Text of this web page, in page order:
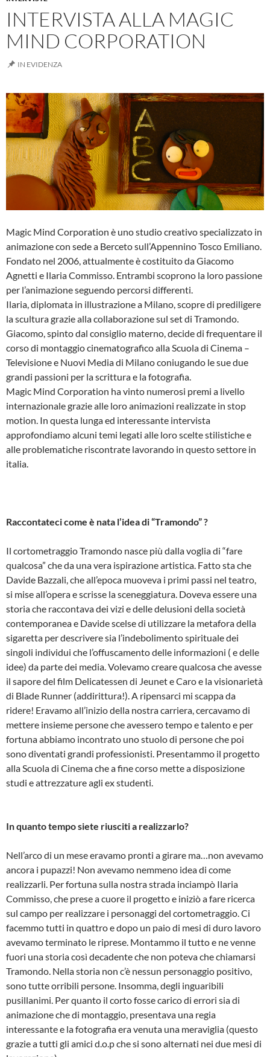
INTERVISTA ALLA MAGIC
MIND CORPORATION
IN EVIDENZA
Magic Mind Corporation è uno studio creativo specializzato in
animazione con sede a Berceto sull’Appennino Tosco Emiliano.
Fondato nel 2006, attualmente è costituito da Giacomo
Agnetti e Ilaria Commisso. Entrambi scoprono la loro passione
per l’animazione seguendo percorsi differenti.
Ilaria, diplomata in illustrazione a Milano, scopre di prediligere
la scultura grazie alla collaborazione sul set di Tramondo.
Giacomo, spinto dal consiglio materno, decide di frequentare il
corso di montaggio cinematografico alla Scuola di Cinema –
Televisione e Nuovi Media di Milano coniugando le sue due
grandi passioni per la scrittura e la fotografia.
Magic Mind Corporation ha vinto numerosi premi a livello
internazionale grazie alle loro animazioni realizzate in stop
motion. In questa lunga ed interessante intervista
approfondiamo alcuni temi legati alle loro scelte stilistiche e
alle problematiche riscontrate lavorando in questo settore in
italia.
Raccontateci come è nata l’idea di “Tramondo” ?
Il cortometraggio Tramondo nasce più dalla voglia di “fare
qualcosa” che da una vera ispirazione artistica. Fatto sta che
Davide Bazzali, che all’epoca muoveva i primi passi nel teatro,
si mise all’opera e scrisse la sceneggiatura. Doveva essere una
storia che raccontava dei vizi e delle delusioni della società
contemporanea e Davide scelse di utilizzare la metafora della
sigaretta per descrivere sia l’indebolimento spirituale dei
singoli individui che l’offuscamento delle informazioni ( e delle
idee) da parte dei media. Volevamo creare qualcosa che avesse
il sapore del film Delicatessen di Jeunet e Caro e la visionarietà
di Blade Runner (addirittura!). A ripensarci mi scappa da
ridere! Eravamo all’inizio della nostra carriera, cercavamo di
mettere insieme persone che avessero tempo e talento e per
fortuna abbiamo incontrato uno stuolo di persone che poi
sono diventati grandi professionisti. Presentammo il progetto
alla Scuola di Cinema che a fine corso mette a disposizione
studi e attrezzature agli ex studenti.
In quanto tempo siete riusciti a realizzarlo?
Nell’arco di un mese eravamo pronti a girare ma…non avevamo
ancora i pupazzi! Non avevamo nemmeno idea di come
realizzarli. Per fortuna sulla nostra strada inciampò Ilaria
Commisso, che prese a cuore il progetto e iniziò a fare ricerca
sul campo per realizzare i personaggi del cortometraggio. Ci
facemmo tutti in quattro e dopo un paio di mesi di duro lavoro
avevamo terminato le riprese. Montammo il tutto e ne venne
fuori una storia così decadente che non poteva che chiamarsi
Tramondo. Nella storia non c’è nessun personaggio positivo,
sono tutte orribili persone. Insomma, degli inguaribili
pusillanimi. Per quanto il corto fosse carico di errori sia di
animazione che di montaggio, presentava una regia
interessante e la fotografia era venuta una meraviglia (questo
grazie a tutti gli amici d.o.p che si sono alternati nei due mesi di